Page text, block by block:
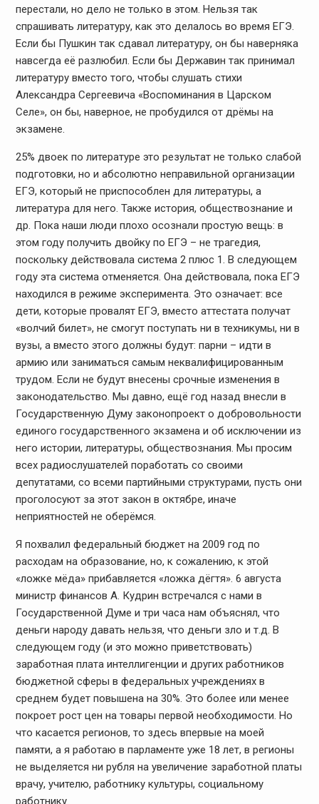
перестали, но дело не только в этом. Нельзя так
спрашивать литературу, как это делалось во время ЕГЭ.
Если бы Пушкин так сдавал литературу, он бы наверняка
навсегда её разлюбил. Если бы Державин так принимал
литературу вместо того, чтобы слушать стихи
Александра Сергеевича «Воспоминания в Царском
Селе», он бы, наверное, не пробудился от дрёмы на
экзамене.
25% двоек по литературе это результат не только слабой
подготовки, но и абсолютно неправильной организации
ЕГЭ, который не приспособлен для литературы, а
литература для него. Также история, обществознание и
др. Пока наши люди плохо осознали простую вещь: в
этом году получить двойку по ЕГЭ – не трагедия,
поскольку действовала система 2 плюс 1. В следующем
году эта система отменяется. Она действовала, пока ЕГЭ
находился в режиме эксперимента. Это означает: все
дети, которые провалят ЕГЭ, вместо аттестата получат
«волчий билет», не смогут поступать ни в техникумы, ни в
вузы, а вместо этого должны будут: парни – идти в
армию или заниматься самым неквалифицированным
трудом. Если не будут внесены срочные изменения в
законодательство. Мы давно, ещё год назад внесли в
Государственную Думу законопроект о добровольности
единого государственного экзамена и об исключении из
него истории, литературы, обществознания. Мы просим
всех радиослушателей поработать со своими
депутатами, со всеми партийными структурами, пусть они
проголосуют за этот закон в октябре, иначе
неприятностей не оберёмся.
Я похвалил федеральный бюджет на 2009 год по
расходам на образование, но, к сожалению, к этой
«ложке мёда» прибавляется «ложка дёгтя». 6 августа
министр финансов А. Кудрин встречался с нами в
Государственной Думе и три часа нам объяснял, что
деньги народу давать нельзя, что деньги зло и т.д. В
следующем году (и это можно приветствовать)
заработная плата интеллигенции и других работников
бюджетной сферы в федеральных учреждениях в
среднем будет повышена на 30%. Это более или менее
покроет рост цен на товары первой необходимости. Но
что касается регионов, то здесь впервые на моей
памяти, а я работаю в парламенте уже 18 лет, в регионы
не выделяется ни рубля на увеличение заработной платы
врачу, учителю, работнику культуры, социальному
работнику.